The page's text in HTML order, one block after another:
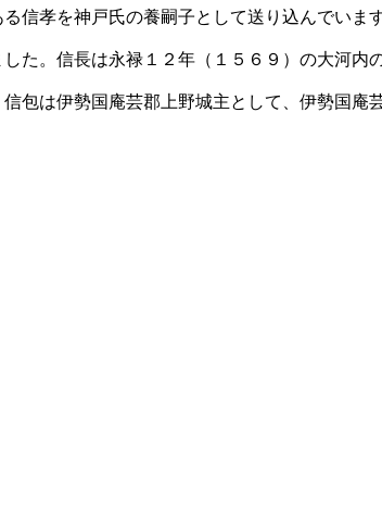
孝を神戸氏の養嗣子として送り込んでいま
。信長は永禄１２年（１５６９）の大河内
は伊勢国庵芸郡上野城主として、伊勢国庵